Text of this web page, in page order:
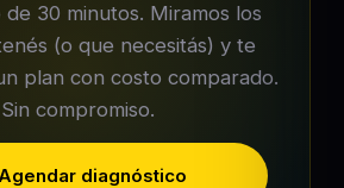
de 30 minutos. Miramos los
(o que necesitás) y te
plan con costo comparado.
Sin compromiso.
Agendar diagnóstico